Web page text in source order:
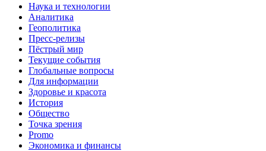
Наука и технологии
Аналитика
Геополитика
Пресс-релизы
Пёстрый мир
Текущие события
Глобальные вопросы
Для информации
Здоровье и красота
История
Общество
Точка зрения
Promo
Экономика и финансы